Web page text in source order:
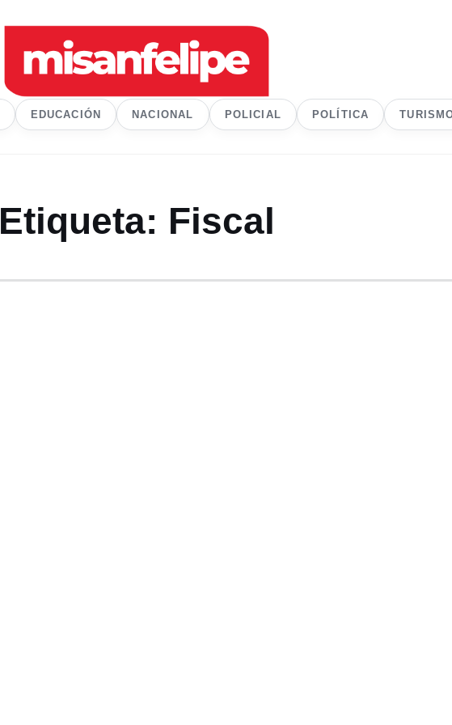
EDUCACIÓN NACIONAL POLICIAL POLÍTICA
Etiqueta: Fiscal